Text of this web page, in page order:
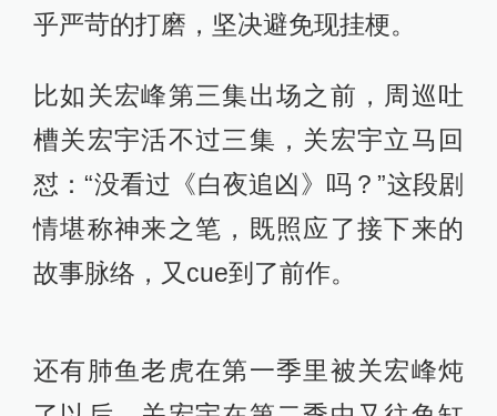
是老观众？”，最终，他得到的答案是
恰因如此，在剧本层面，《白夜破
晓》在保留原有案件和整体叙事逻辑
的基础上，增添了喜剧元素。